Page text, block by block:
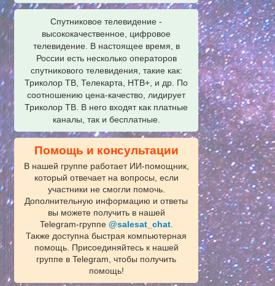
Спутниковое телевидение -
высококачественное, цифровое
телевидение. В настоящее время, в
России есть несколько операторов
спутникового телевидения, такие как:
Триколор ТВ, Телекарта, НТВ+, и др. По
соотношению цена-качество, лидирует
Триколор ТВ. В него входят как платные
каналы, так и бесплатные.
Помощь и консультации
В нашей группе работает ИИ‑помощник,
который отвечает на вопросы, если
участники не смогли помочь.
Дополнительную информацию и ответы
вы можете получить в нашей
Telegram‑группе @salesat_chat.
Также доступна быстрая компьютерная
помощь. Присоединяйтесь к нашей
группе в Telegram, чтобы получить
помощь!